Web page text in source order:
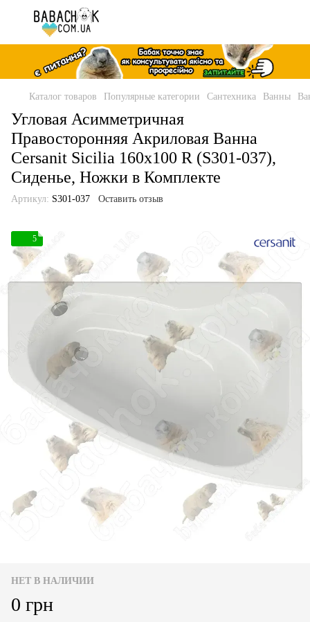
Каталог товаров Популярные категории Сантехника Ванны
Угловая Асимметричная
Правосторонняя Акриловая Ванна
Cersanit Sicilia 160x100 R (S301-037),
Сиденье, Ножки в Комплекте
Артикул: S301-037 Оставить отзыв
5
НЕТ В НАЛИЧИИ
0 грн